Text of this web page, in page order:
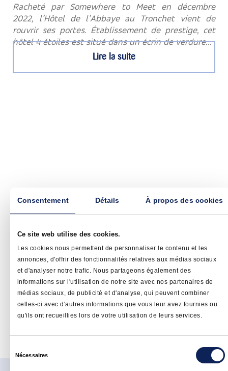
Consentement Détails À propos des cookies
Ce site web utilise des cookies.
Les cookies nous permettent de personnaliser le contenu et les
annonces, d'offrir des fonctionnalités relatives aux médias sociaux
et d'analyser notre trafic. Nous partageons également des
informations sur l'utilisation de notre site avec nos partenaires de
médias sociaux, de publicité et d'analyse, qui peuvent combiner
celles-ci avec d'autres informations que vous leur avez fournies ou
qu'ils ont recueillies lors de votre utilisation de leurs services.
Nécessaires
Racheté par Somewhere to Meet en décembre
2022, l’Hôtel de l’Abbaye au Tronchet vient de
rouvrir ses portes. Établissement de prestige, cet
hôtel 4 étoiles est situé dans un écrin de verdure...
Lire la suite